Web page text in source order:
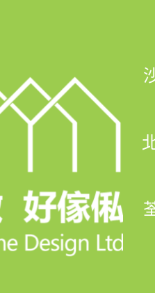
🏢北角陳列室：北角北角道10號
9⃣大最強信心保證
✅首創💯%完工保證